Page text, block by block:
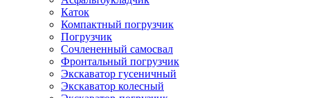
Каток
Компактный погрузчик
Погрузчик
Сочлененный самосвал
Фронтальный погрузчик
Экскаватор гусеничный
Экскаватор колесный